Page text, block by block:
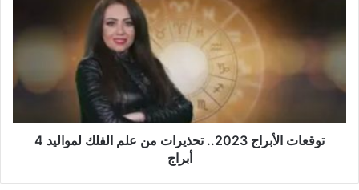
تحذيرات
الفلك
4
توقعات الأبراج 2023.. تحذيرات من علم الفلك لمواليد 4
أبراج